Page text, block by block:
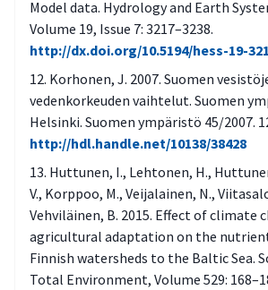
Model data. Hydrology and Earth
Volume 19, Issue 7: 3217–3238.
http://dx.doi.org/10.5194/hess-19-
Korhonen, J. 2007. Suomen
vedenkorkeuden vaihtelut. Suomen
Helsinki. Suomen ympäristö 45/2007.
http://hdl.handle.net/10138/38428
Huttunen, I., Lehtonen, H.,
V., Korppoo, M., Veijalainen, N.,
Vehviläinen, B. 2015. Effect of climate
agricultural adaptation on the
Finnish watersheds to the Baltic Sea.
Total Environment, Volume 529: